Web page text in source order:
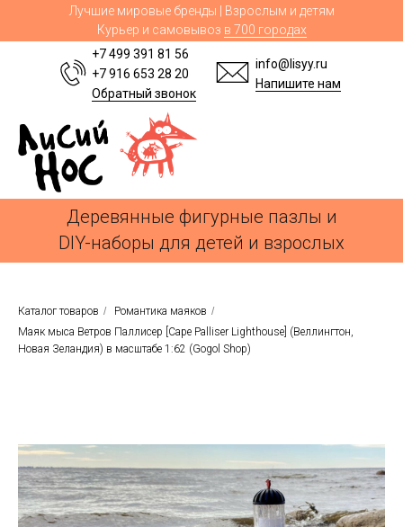
Лучшие мировые бренды | Взрослым и детям
Курьер и самовывоз в 700 городах
+7 499 391 81 56
+7 916 653 28 20
Обратный звонок
info@lisyy.ru
Напишите нам
Деревянные фигурные пазлы и
DIY-наборы для детей и взрослых
Каталог товаров / Романтика маяков /
Маяк мыса Ветров Паллисер [Cape Palliser Lighthouse] (Веллингтон,
Новая Зеландия) в масштабе 1:62 (Gogol Shop)